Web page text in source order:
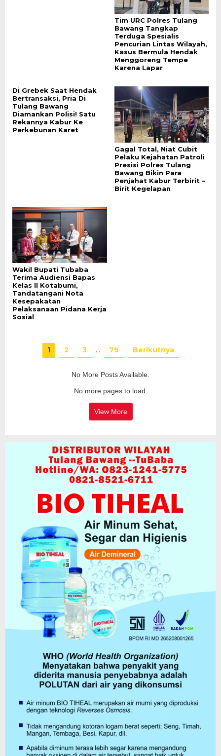
Tim URC Polres Tulang
Bawang Tangkap
Terduga Spesialis
Pencurian Lintas Wilayah,
Kasus Bermula Hendak
Menggoreng Tempe
Karena Lapar
Di Grebek Saat Hendak
Bertransaksi, Pria Di
Tulang Bawang
Diamankan Polisi! Satu
Rekannya Kabur Ke
Perkebunan Karet
Gagal Total, Niat Cubit
Pelaku Kejahatan Patroli
Presisi Polres Tulang
Bawang Bikin Para
Penjahat Kabur Terbirit –
Birit Kegelapan
Wakil Bupati Tubaba
Terima Audiensi Bapas
Kelas II Kotabumi,
Tandatangani Nota
Kesepakatan
Pelaksanaan Pidana Kerja
Sosial
1 2 3 … 79 Berikutnya
No More Posts Available.
No more pages to load.
View More